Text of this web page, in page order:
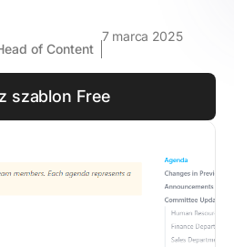
of Content
7 marca 2025
szablon Free